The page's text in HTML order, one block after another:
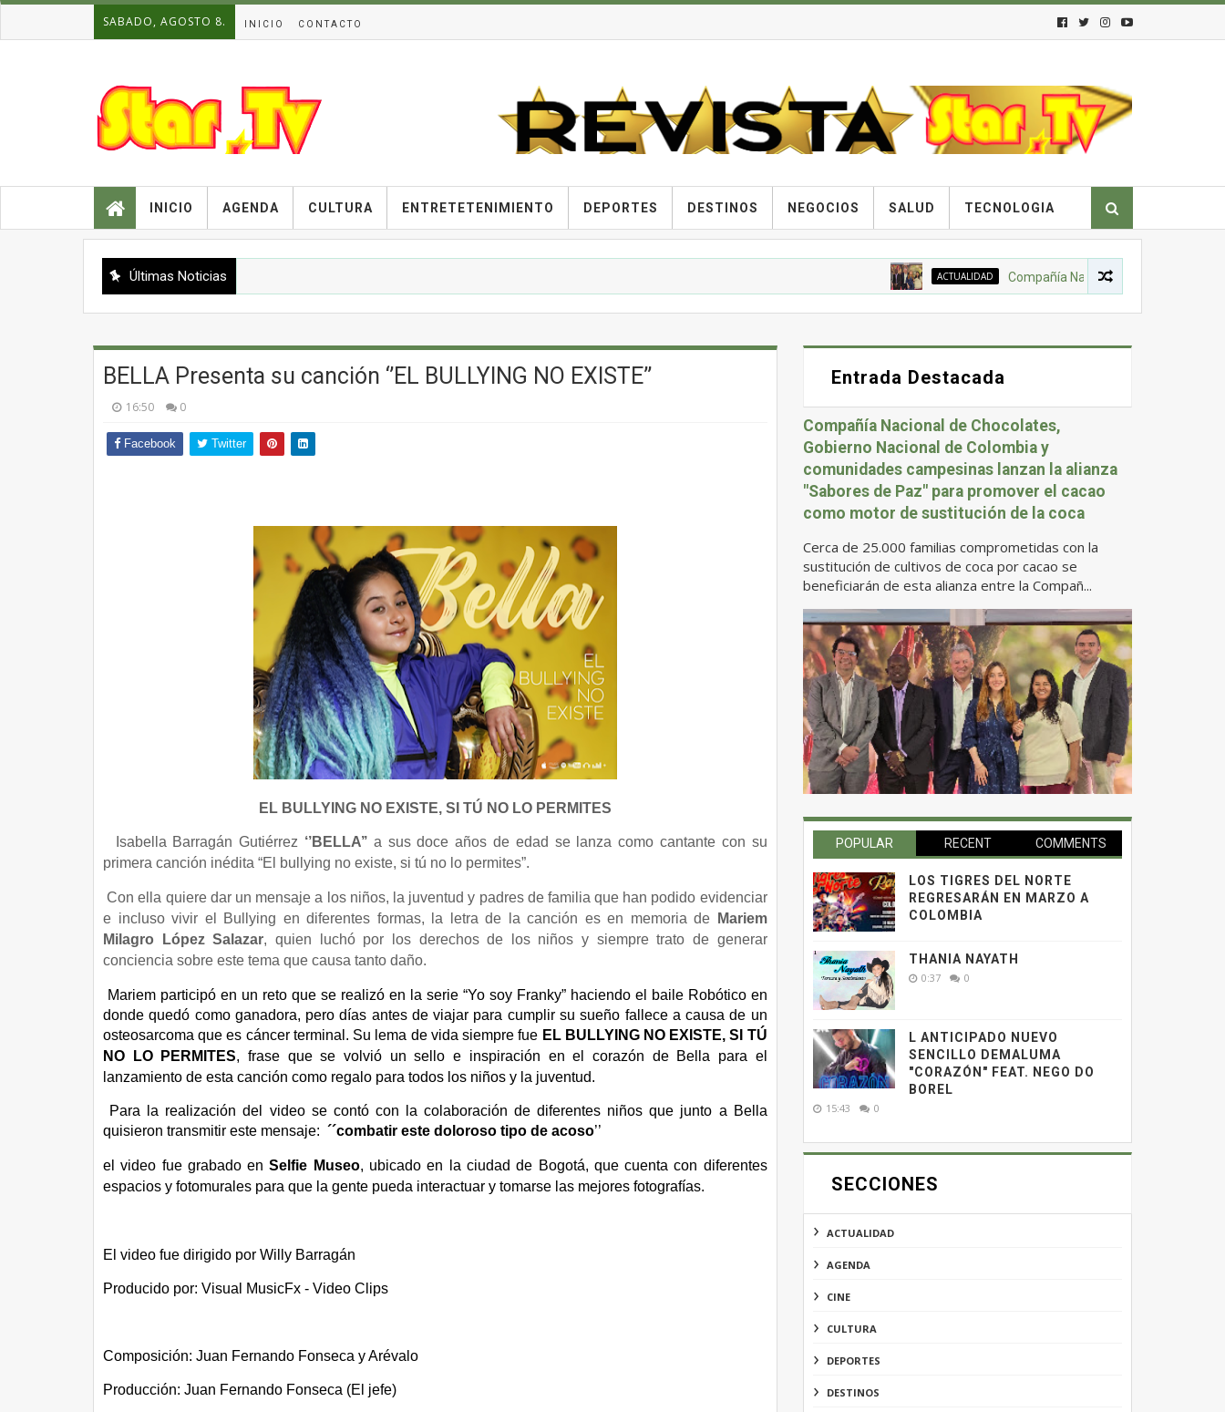
SABADO, AGOSTO 8. INICIO CONTACTO
INICIO AGENDA CULTURA ENTRETETENIMIENTO DEPORTES DESTINOS NEGOCIOS SALUD TECNOLOGIA
Últimas Noticias ACTUALIDAD Compañía Nacional de Chocolates,
BELLA Presenta su canción ‘’EL BULLYING NO EXISTE’’
16:50 0
Facebook Twitter
EL BULLYING NO EXISTE, SI TÚ NO LO PERMITES
Isabella Barragán Gutiérrez ‘’BELLA’’ a sus doce años de edad se lanza como cantante con su
primera canción inédita “El bullying no existe, si tú no lo permites”.
Con ella quiere dar un mensaje a los niños, la juventud y padres de familia que han podido evidenciar
e incluso vivir el Bullying en diferentes formas, la letra de la canción es en memoria de
Mariem
Milagro López Salazar, quien luchó por los derechos de
los niños y siempre trato de generar
conciencia sobre este tema que causa tanto daño.
Mariem participó en un reto que se realizó en la serie “Yo soy Franky” haciendo el baile Robótico en
donde quedó como ganadora, pero días antes de viajar para cumplir su sueño fallece a causa de un
osteosarcoma que es cáncer terminal. Su lema de vida siempre fue EL BULLYING NO EXISTE, SI TÚ
NO LO PERMITES, frase que se volvió un sello e inspiración en el corazón de Bella para el
lanzamiento de esta canción como regalo para todos los niños y la juventud.
Para la realización del video se contó con la colaboración de diferentes niños que junto a Bella
quisieron transmitir este mensaje: ´´combatir este doloroso tipo de acoso’’
el video fue grabado enSelfie Museo, ubicado en la ciudad de Bogotá, que cuenta con diferentes
espacios y fotomurales para que la gente pueda interactuar y tomarse las mejores fotografías.
El video fue dirigido por Willy Barragán
Producido por: Visual MusicFx - Video Clips
Composición: Juan Fernando Fonseca y Arévalo
Producción: Juan Fernando Fonseca (El jefe)
Entrada Destacada
Compañía Nacional de Chocolates,
Gobierno Nacional de Colombia y
comunidades campesinas lanzan la alianza
"Sabores de Paz" para promover el cacao
como motor de sustitución de la coca
Cerca de 25.000 familias comprometidas con la
sustitución de cultivos de coca por cacao se
beneficiarán de esta alianza entre la Compañ...
POPULAR RECENT COMMENTS
LOS TIGRES DEL NORTE
REGRESARÁN EN MARZO A
COLOMBIA
THANIA NAYATH
0:37 0
L ANTICIPADO NUEVO
SENCILLO DEMALUMA
"CORAZÓN" FEAT. NEGO DO
BOREL
15:43 0
SECCIONES
ACTUALIDAD
AGENDA
CINE
CULTURA
DEPORTES
DESTINOS